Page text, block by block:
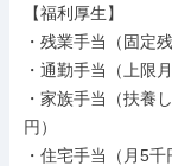
【福利厚生】
・残業手当（固定
・通勤手当（上限
・家族手当（扶養
円）
・住宅手当（月5千